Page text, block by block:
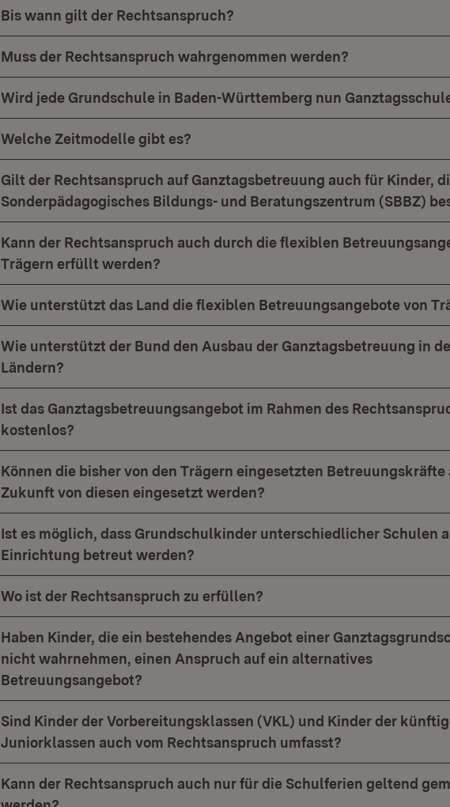
Bis wann gilt der Rechtsanspruch?
Muss der Rechtsanspruch wahrgenommen werden?
Wird jede Grundschule in Baden-Württemberg nun
Welche Zeitmodelle gibt es?
Gilt der Rechtsanspruch auf Ganztagsbetreuung auch für Kinder,
Sonderpädagogisches Bildungs- und Beratungszentrum (SBBZ)
Kann der Rechtsanspruch auch durch die flexiblen
Trägern erfüllt werden?
Wie unterstützt das Land die flexiblen Betreuungsangebote von
Wie unterstützt der Bund den Ausbau der Ganztagsbetreuung in
Ländern?
Ist das Ganztagsbetreuungsangebot im Rahmen des
kostenlos?
Können die bisher von den Trägern eingesetzten Betreuungskräfte
Zukunft von diesen eingesetzt werden?
Ist es möglich, dass Grundschulkinder unterschiedlicher Schulen
Einrichtung betreut werden?
Wo ist der Rechtsanspruch zu erfüllen?
Haben Kinder, die ein bestehendes Angebot einer
nicht wahrnehmen, einen Anspruch auf ein alternatives
Betreuungsangebot?
Sind Kinder der Vorbereitungsklassen (VKL) und Kinder der
Juniorklassen auch vom Rechtsanspruch umfasst?
Kann der Rechtsanspruch auch nur für die Schulferien geltend